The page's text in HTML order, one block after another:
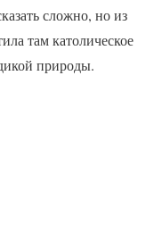
сложно, но из
там католическое
природы.